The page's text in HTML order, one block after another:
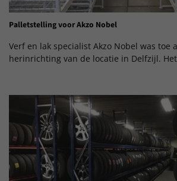
Palletstelling voor Akzo Nobel
Verf en lak specialist Akzo Nobel was toe
herinrichting van de locatie in Delfzijl.